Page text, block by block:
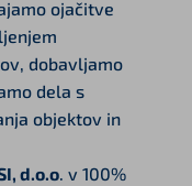
ojačitve
dobavljamo
dela s
objektov in
d.o.o. v 100%